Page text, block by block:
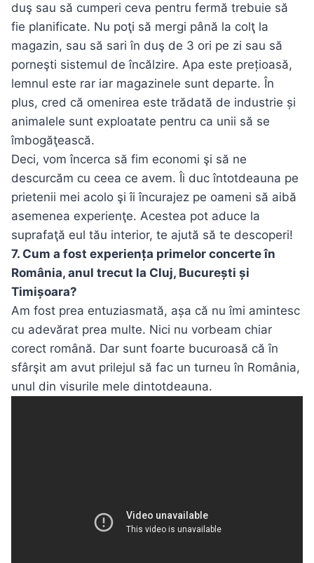
duş sau să cumperi ceva pentru fermă trebuie să
fie planificate. Nu poţi să mergi până la colţ la
magazin, sau să sari în duş de 3 ori pe zi sau să
porneşti sistemul de încălzire. Apa este prețioasă,
lemnul este rar iar magazinele sunt departe. În
plus, cred că omenirea este trădată de industrie și
animalele sunt exploatate pentru ca unii să se
îmbogăţească.
Deci, vom încerca să fim economi şi să ne
descurcăm cu ceea ce avem. Îi duc întotdeauna pe
prietenii mei acolo şi îi încurajez pe oameni să aibă
asemenea experienţe. Acestea pot aduce la
suprafaţă eul tău interior, te ajută să te descoperi!
7. Cum a fost experiența primelor concerte în
România, anul trecut la Cluj, București și
Timișoara?
Am fost prea entuziasmată, așa că nu îmi amintesc
cu adevărat prea multe. Nici nu vorbeam chiar
corect română. Dar sunt foarte bucuroasă că în
sfârşit am avut prilejul să fac un turneu în România,
unul din visurile mele dintotdeauna.